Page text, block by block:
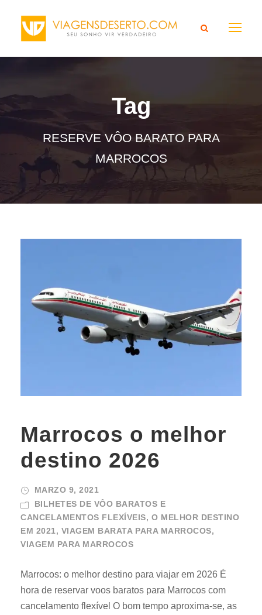
Tag
RESERVE VÔO BARATO PARA
MARROCOS
Marrocos o melhor
destino 2026
MARZO 9, 2021
BILHETES DE VÔO BARATOS E
CANCELAMENTOS FLEXÍVEIS, O MELHOR DESTINO
EM 2021, VIAGEM BARATA PARA MARROCOS,
VIAGEM PARA MARROCOS
Marrocos: o melhor destino para viajar em 2026 É
hora de reservar voos baratos para Marrocos com
cancelamento flexível O bom tempo aproxima-se, as